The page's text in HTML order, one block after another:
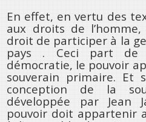
En effet, en vertu des
aux droits de
droit de participer à la
pays . Ceci part de
démocratie, le pouvoir
souverain primaire. Et
conception de la
développée par Jean
pouvoir doit appartenir